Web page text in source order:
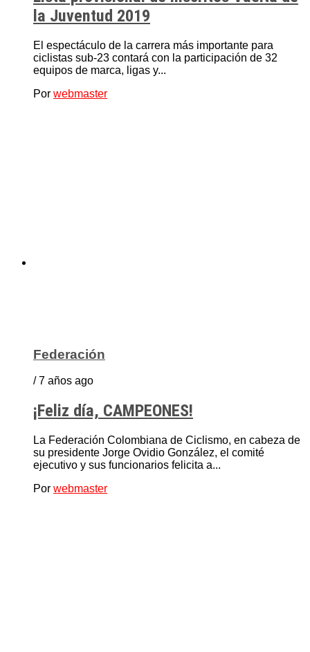
la Juventud 2019
El espectáculo de la carrera más importante para
ciclistas sub-23 contará con la participación de 32
equipos de marca, ligas y...
Por webmaster
Federación
/ 7 años ago
¡Feliz día, CAMPEONES!
La Federación Colombiana de Ciclismo, en cabeza de
su presidente Jorge Ovidio González, el comité
ejecutivo y sus funcionarios felicita a...
Por webmaster